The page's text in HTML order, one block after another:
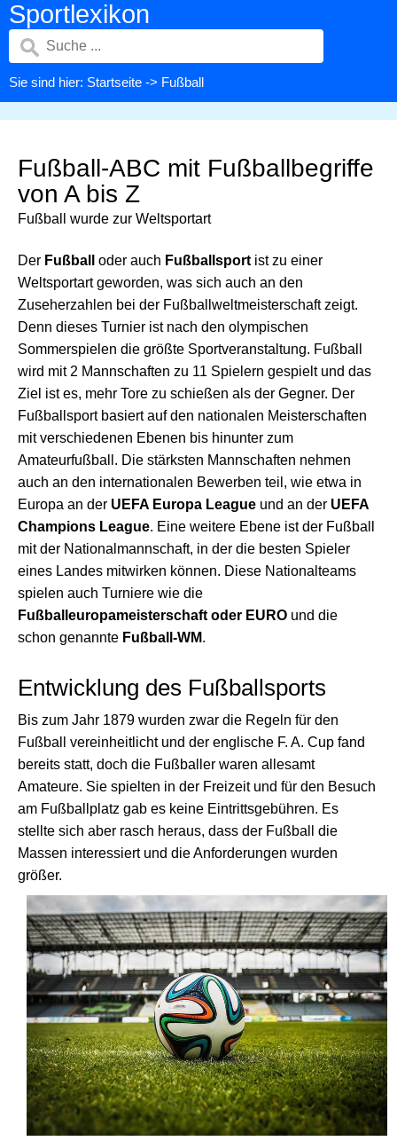
Sportlexikon
Sie sind hier: Startseite -> Fußball
Fußball-ABC mit Fußballbegriffe
von A bis Z
Fußball wurde zur Weltsportart
Der Fußball oder auch Fußballsport ist zu einer
Weltsportart geworden, was sich auch an den
Zuseherzahlen bei der Fußballweltmeisterschaft zeigt.
Denn dieses Turnier ist nach den olympischen
Sommerspielen die größte Sportveranstaltung. Fußball
wird mit 2 Mannschaften zu 11 Spielern gespielt und das
Ziel ist es, mehr Tore zu schießen als der Gegner. Der
Fußballsport basiert auf den nationalen Meisterschaften
mit verschiedenen Ebenen bis hinunter zum
Amateurfußball. Die stärksten Mannschaften nehmen
auch an den internationalen Bewerben teil, wie etwa in
Europa an der UEFA Europa League und an der UEFA
Champions League. Eine weitere Ebene ist der Fußball
mit der Nationalmannschaft, in der die besten Spieler
eines Landes mitwirken können. Diese Nationalteams
spielen auch Turniere wie die
Fußballeuropameisterschaft oder EURO und die
schon genannte Fußball-WM.
Entwicklung des Fußballsports
Bis zum Jahr 1879 wurden zwar die Regeln für den
Fußball vereinheitlicht und der englische F. A. Cup fand
bereits statt, doch die Fußballer waren allesamt
Amateure. Sie spielten in der Freizeit und für den Besuch
am Fußballplatz gab es keine Eintrittsgebühren. Es
stellte sich aber rasch heraus, dass der Fußball die
Massen interessiert und die Anforderungen wurden
größer.